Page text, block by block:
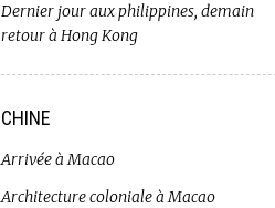
Dernier jour aux philippines, demain
retour à Hong Kong
CHINE
Arrivée à Macao
Architecture coloniale à Macao